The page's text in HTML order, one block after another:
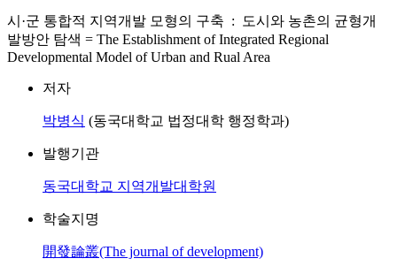
시·군 통합적 지역개발 모형의 구축 : 도시와 농촌의 균형개
발방안 탐색 = The Establishment of Integrated Regional
Developmental Model of Urban and Rual Area
저자
박병식 (동국대학교 법정대학 행정학과)
발행기관
동국대학교 지역개발대학원
학술지명
開發論叢(The journal of development)